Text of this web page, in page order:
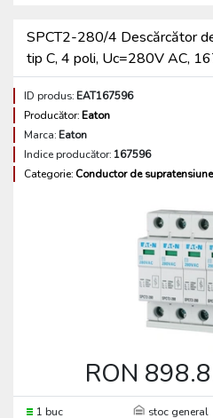
SPCT2-280/4 Descărcător
tip C, 4 poli, Uc=280V AC,
ID produs:EAT167596
Producător:Eaton
Marca:Eaton
Indice producător: 167596
Categorie: Conductor de
RON
1 buc stoc general